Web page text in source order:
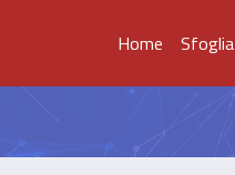
Home Sfoglia